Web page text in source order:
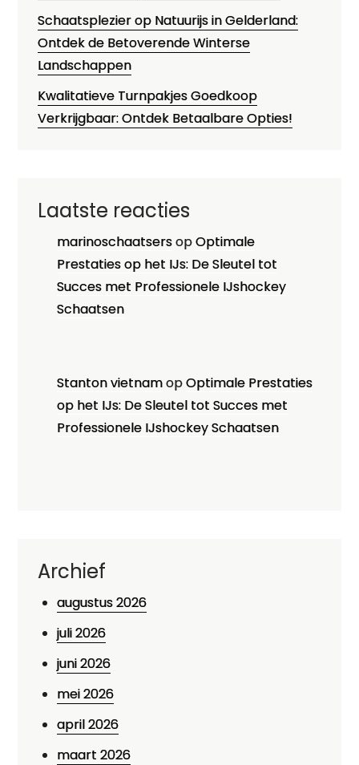
Schaatsplezier op Natuurijs in Gelderland:
Ontdek de Betoverende Winterse
Landschappen
Kwalitatieve Turnpakjes Goedkoop
Verkrijgbaar: Ontdek Betaalbare Opties!
Laatste reacties
marinoschaatsersopOptimale
Prestaties op het IJs: De Sleutel tot
Succes met Professionele IJshockey
Schaatsen
Stanton vietnamopOptimale Prestaties
op het IJs: De Sleutel tot Succes met
Professionele IJshockey Schaatsen
Archief
augustus 2026
juli 2026
juni 2026
mei 2026
april 2026
maart 2026